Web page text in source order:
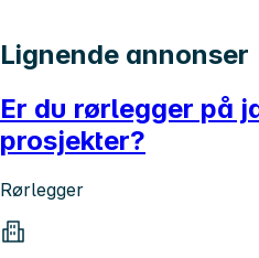
Lignende annonser
Er du rørlegger på
prosjekter?
Rørlegger